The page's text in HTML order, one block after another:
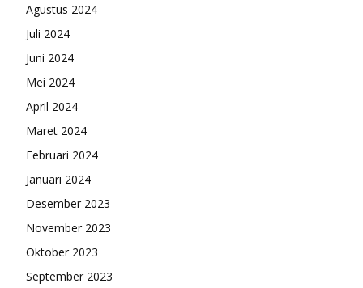
Agustus 2024
Juli 2024
Juni 2024
Mei 2024
April 2024
Maret 2024
Februari 2024
Januari 2024
Desember 2023
November 2023
Oktober 2023
September 2023